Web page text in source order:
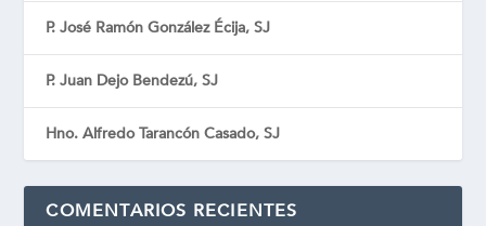
P. José Ramón González Écija, SJ
P. Juan Dejo Bendezú, SJ
Hno. Alfredo Tarancón Casado, SJ
COMENTARIOS RECIENTES